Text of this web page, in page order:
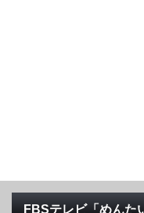
FBSテレビ「めんた